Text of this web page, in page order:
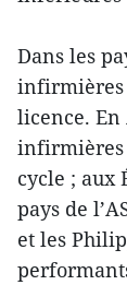
Dans les
infirmières
licence. En
infirmières
cycle ; aux
pays de
et les